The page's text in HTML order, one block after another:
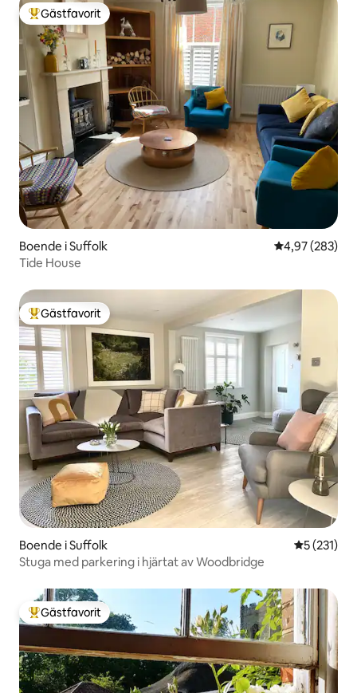
Populär gästfavorit
Gästfavorit
Boende i Suffolk 4,97 av 5 i
4,97 (283)
Tide House
Populär gästfavorit
Gästfavorit
Boende i Suffolk 5 av 5 i
5 (231)
Stuga med parkering i hjärtat av Woodbridge
Populär gästfavorit
Gästfavorit